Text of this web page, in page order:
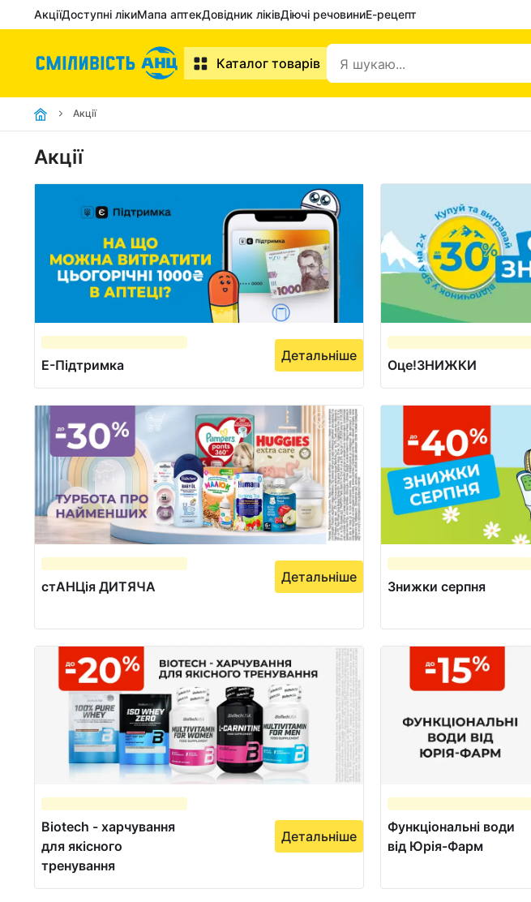
АкціїДоступні лікиМапа аптекДовідник ліківДіючі речовиниЕ-рецепт
Каталог товарів
Акції
Акції
Е-Підтримка
Детальніше
Оце!ЗНИЖКИ
стАНЦія ДИТЯЧА
Детальніше
Знижки серпня
Biotech - харчування
для якісного
тренування
Детальніше
Функціональні води
від Юрія-Фарм